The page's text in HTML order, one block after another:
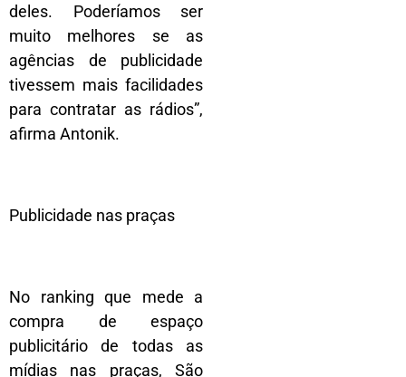
deles. Poderíamos ser
muito melhores se as
agências de publicidade
tivessem mais facilidades
para contratar as rádios”,
afirma Antonik.
Publicidade nas praças
No ranking que mede a
compra de espaço
publicitário de todas as
mídias nas praças, São